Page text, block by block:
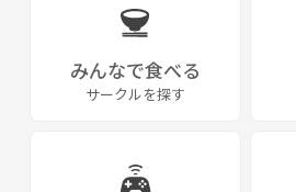
みんなで食べる
サークルを探す